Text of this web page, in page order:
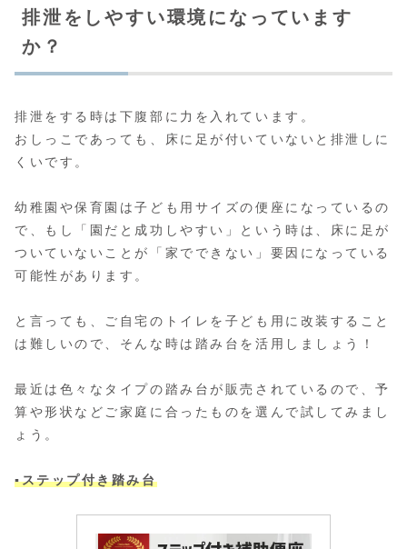
排泄をしやすい環境になっています
か？
排泄をする時は下腹部に力を入れています。
おしっこであっても、床に足が付いていないと排泄しに
くいです。
幼稚園や保育園は子ども用サイズの便座になっているの
で、もし「園だと成功しやすい」という時は、床に足が
ついていないことが「家でできない」要因になっている
可能性があります。
と言っても、ご自宅のトイレを子ども用に改装すること
は難しいので、そんな時は踏み台を活用しましょう！
最近は色々なタイプの踏み台が販売されているので、予
算や形状などご家庭に合ったものを選んで試してみまし
ょう。
▪️ステップ付き踏み台